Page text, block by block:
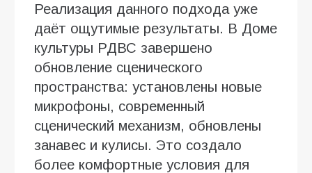
Реализация данного подхода уже
даёт ощутимые результаты. В Доме
культуры РДВС завершено
обновление сценического
пространства: установлены новые
микрофоны, современный
сценический механизм, обновлены
занавес и кулисы. Это создало
более комфортные условия для